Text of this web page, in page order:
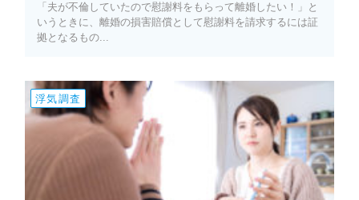
「夫が不倫していたので慰謝料をもらって離婚したい！」と
いうときに、離婚の損害賠償として慰謝料を請求するには証
拠となるもの...
浮気調査